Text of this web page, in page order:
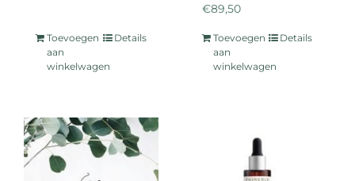
Toevoegen
aan
winkelwagen
Details
€89,50
Toevoegen
aan
winkelwagen
Details